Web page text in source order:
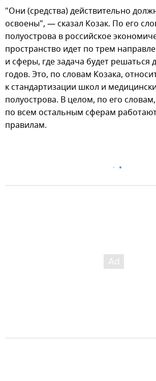
"Они (средства) действительно
освоены", — сказал Козак. По его
полуострова в российское
пространство идет по трем
и сферы, где задача будет решаться
годов. Это, по словам Козака,
к стандартизации школ и
полуострова. В целом, по его
по всем остальным сферам
правилам.